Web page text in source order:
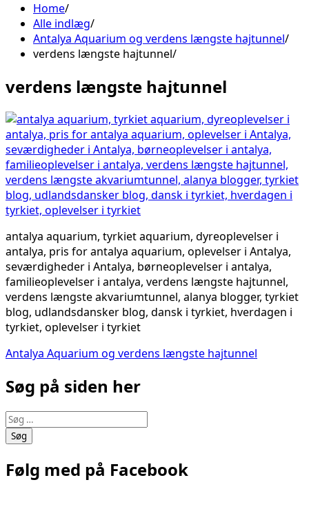
Home
Alle indlæg
Antalya Aquarium og verdens længste hajtunnel
verdens længste hajtunnel
verdens længste hajtunnel
antalya aquarium, tyrkiet aquarium, dyreoplevelser i
antalya, pris for antalya aquarium, oplevelser i Antalya,
seværdigheder i Antalya, børneoplevelser i antalya,
familieoplevelser i antalya, verdens længste hajtunnel,
verdens længste akvariumtunnel, alanya blogger, tyrkiet
blog, udlandsdansker blog, dansk i tyrkiet, hverdagen i
tyrkiet, oplevelser i tyrkiet
Indlægsnavigation
Antalya Aquarium og verdens længste hajtunnel
Søg på siden her
Søg
efter:
Følg med på Facebook